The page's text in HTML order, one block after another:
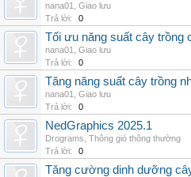
nana01
Giao lưu
Trả lời:
0
Tối ưu năng suất cây trồng
nana01
Giao lưu
Trả lời:
0
Tăng năng suất cây trồng
nana01
Giao lưu
Trả lời:
0
NedGraphics 2025.1
Drograms Thông gió thông thường
Trả lời:
0
Tăng cường dinh dưỡng